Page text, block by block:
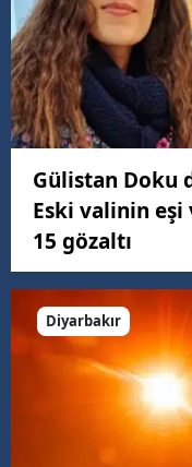
Gülistan Doku
Eski valinin
15 gözaltı
Diyarbakır